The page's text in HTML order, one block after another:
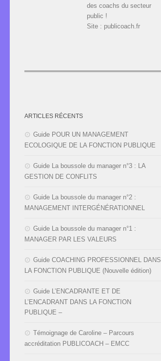
des coachs du secteur
public !
Site : publicoach.fr
ARTICLES RÉCENTS
Guide POUR UN MANAGEMENT
ECOLOGIQUE DE LA FONCTION PUBLIQUE
Guide La boussole du manager n°3 : LA
GESTION DE CONFLITS
Guide La boussole du manager n°2 :
MANAGEMENT INTERGÉNÉRATIONNEL
Guide La boussole du manager n°1 :
MANAGER PAR LES VALEURS
Guide COACHING PROFESSIONNEL DANS
LA FONCTION PUBLIQUE (Nouvelle édition)
Guide L’ENCADRANTE ET DE
L’ENCADRANT DANS LA FONCTION
PUBLIQUE –
Témoignage de Caroline – Parcours
accréditation PUBLICOACH – EMCC